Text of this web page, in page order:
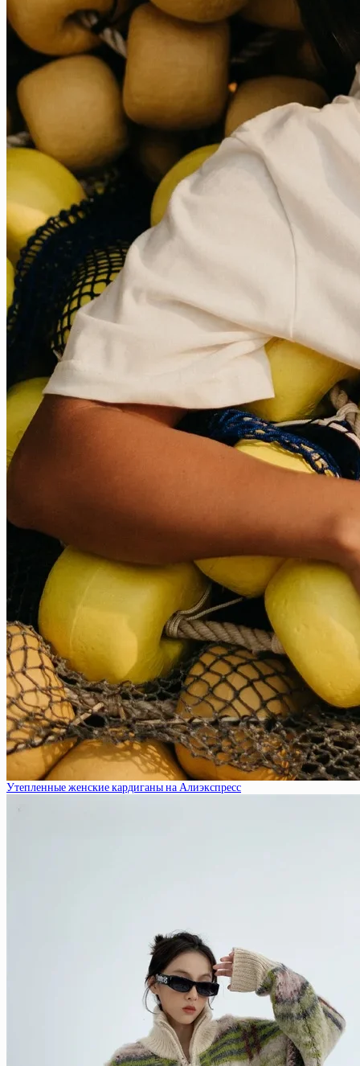
Утепленные женские кардиганы на Алиэкспресс